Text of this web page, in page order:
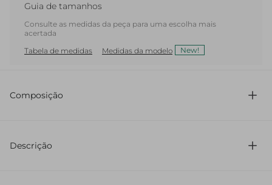
Guia de tamanhos
Consulte as medidas da peça para uma escolha mais
acertada
Tabela de medidas
Medidas da modelo New!
Composição
Descrição